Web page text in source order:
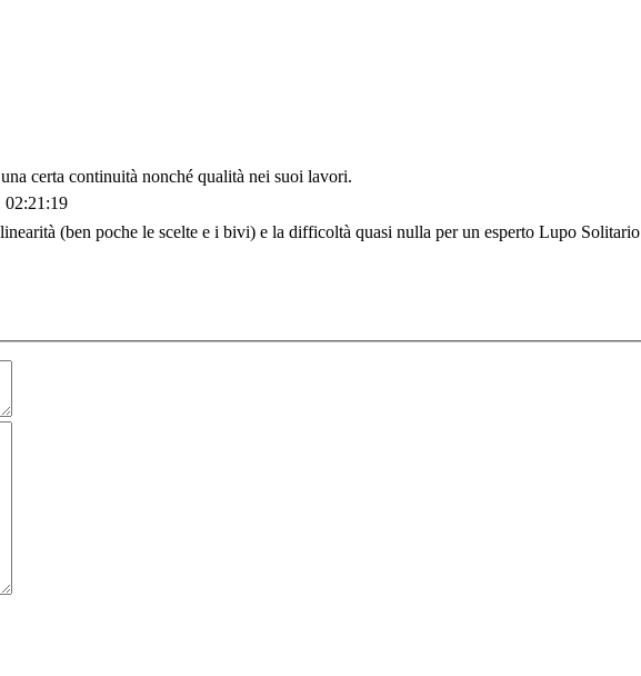
certa continuità nonché qualità nei suoi lavori.
02:21:19
(ben poche le scelte e i bivi) e la difficoltà quasi nulla per un esperto Lupo Solitario